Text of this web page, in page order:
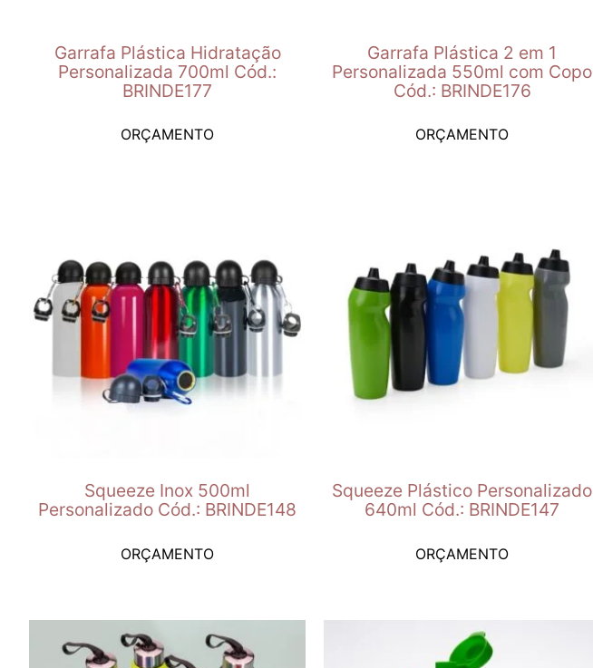
Garrafa Plástica Hidratação
Personalizada 700ml Cód.:
BRINDE177
ORÇAMENTO
Garrafa Plástica 2 em 1
Personalizada 550ml com Copo
Cód.: BRINDE176
ORÇAMENTO
Squeeze Inox 500ml
Personalizado Cód.: BRINDE148
ORÇAMENTO
Squeeze Plástico Personalizado
640ml Cód.: BRINDE147
ORÇAMENTO